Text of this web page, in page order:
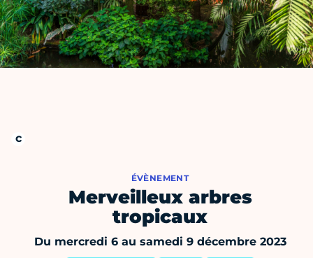
ÉVÈNEMENT
Merveilleux arbres
tropicaux
Du mercredi 6 au samedi 9 décembre 2023